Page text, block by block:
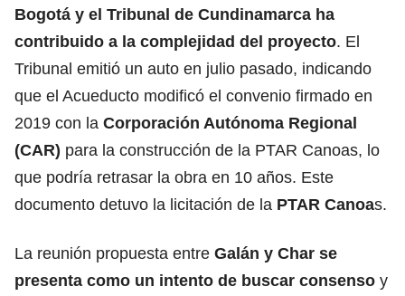
Bogotá y el Tribunal de Cundinamarca ha
contribuido a la complejidad del proyecto. El
Tribunal emitió un auto en julio pasado, indicando
que el Acueducto modificó el convenio firmado en
2019 con la Corporación Autónoma Regional
(CAR) para la construcción de la PTAR Canoas, lo
que podría retrasar la obra en 10 años. Este
documento detuvo la licitación de la PTAR Canoas.
La reunión propuesta entre Galán y Char se
presenta como un intento de buscar consenso y